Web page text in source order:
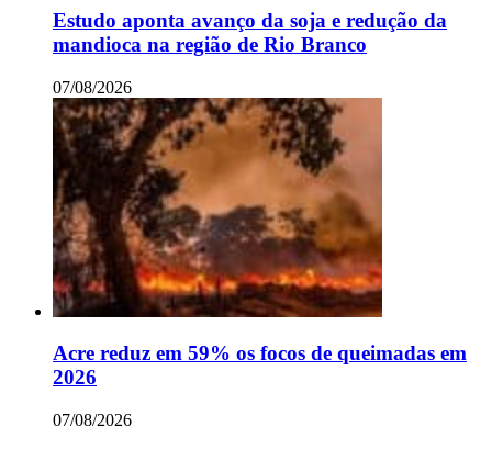
Estudo aponta avanço da soja e redução da
mandioca na região de Rio Branco
07/08/2026
Acre reduz em 59% os focos de queimadas em
2026
07/08/2026